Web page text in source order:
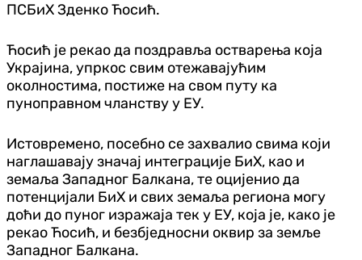
ПСБиХ Зденко Ћосић.
Ћосић је рекао да поздравља остварења која
Украјина, упркос свим отежавајућим
околностима, постиже на свом путу ка
пуноправном чланству у ЕУ.
Истовремено, посебно се захвалио свима који
наглашавају значај интеграције БиХ, као и
земаља Западног Балкана, те оцијенио да
потенцијали БиХ и свих земаља региона могу
доћи до пуног изражаја тек у ЕУ, која је, како је
рекао Ћосић, и безбједносни оквир за земље
Западног Балкана.